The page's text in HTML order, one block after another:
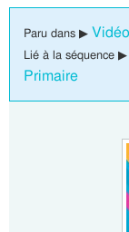
Paru dans ▶
Lié à la séquence ▶
Primaire